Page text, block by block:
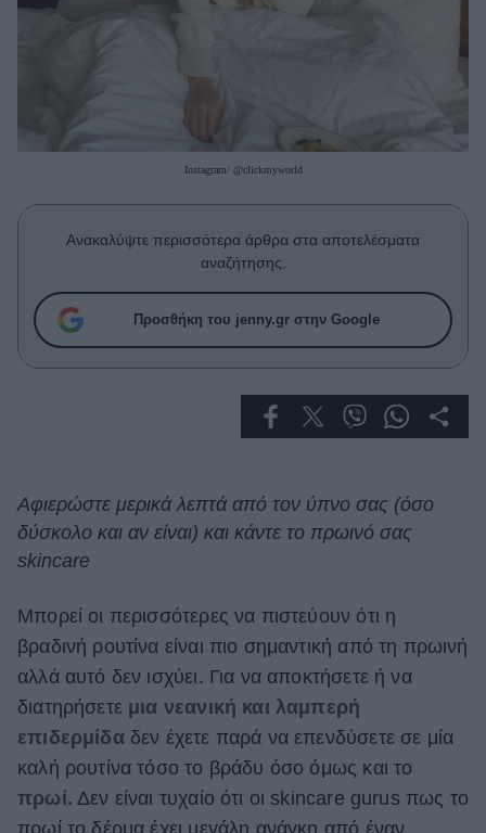
Woman Power
Real Women
Πρόσωπα
Celebrities
Who
True Stories
Ask the Guru
Living
Deco
Green
Αφιερώματα
ΒΟΞ
Instagram/ @clickmyworld
Ανακαλύψτε περισσότερα άρθρα στα αποτελέσματα
αναζήτησης.
Προσθήκη του jenny.gr στην Google
Αφιερώστε μερικά λεπτά από τον ύπνο σας (όσο
δύσκολο και αν είναι) και κάντε το πρωινό σας
skincare
Μπορεί οι περισσότερες να πιστεύουν ότι η
βραδινή ρουτίνα είναι πιο σημαντική από τη πρωινή
αλλά αυτό δεν ισχύει. Για να αποκτήσετε ή να
διατηρήσετε μια νεανική και λαμπερή
επιδερμίδαδεν έχετε παρά να επενδύσετε σε μία
καλή ρουτίνα τόσο το βράδυ όσο όμως και το
πρωί. Δεν είναι τυχαίο ότι οι skincare gurus πως το
πρωί το δέρμα έχει μεγάλη ανάγκη από έναν